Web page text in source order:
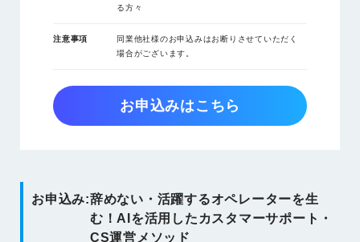
る方々
注意事項
同業他社様のお申込みはお断りさせていただく
場合がございます。
お申込みはこちら
お申込み:辞めない・活躍するオペレーターを生
む！AIを活用したカスタマーサポート・
CS運営メソッド